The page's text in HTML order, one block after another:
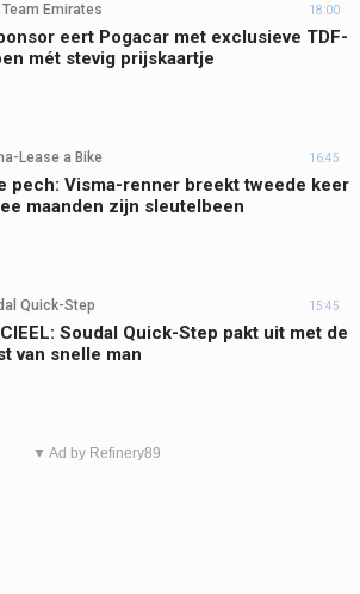
Team Emirates 18:00
eert Pogacar met exclusieve TDF-
mét stevig prijskaartje
Lease a Bike 16:45
pech: Visma-renner breekt tweede keer
maanden zijn sleutelbeen
Quick-Step 15:45
Soudal Quick-Step pakt uit met de
van snelle man
▼ Ad by Refinery89